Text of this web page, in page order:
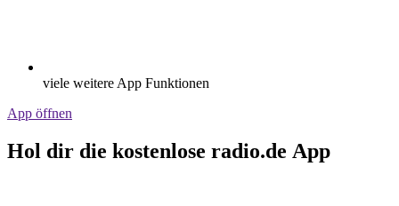
viele weitere App Funktionen
App öffnen
Hol dir die kostenlose radio.de App